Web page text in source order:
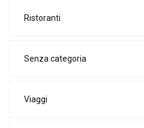
Ristoranti
Senza categoria
Viaggi